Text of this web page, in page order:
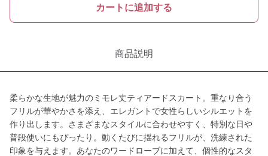
カートに追加する
商品説明
柔らかな生地が魅力のミモレ丈ティアードスカート。重なり合う
フリルが華やかさを添え、エレガントで女性らしいシルエットを
作り出します。さまざまなスタイルに合わせやすく、特別な日や
普段使いにもぴったり。動くたびに揺れるフリルが、洗練された
印象を与えます。あなたのワードローブに加えて、個性的なスタ